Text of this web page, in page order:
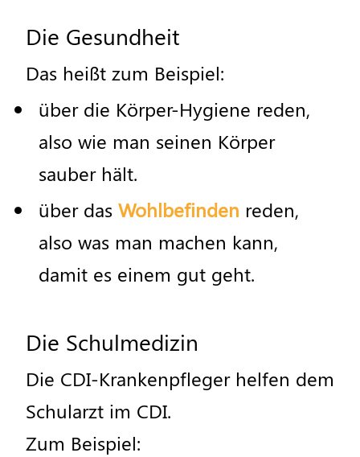
Die Gesundheit
Das heißt zum Beispiel:
über die Körper-Hygiene reden,
also wie man seinen Körper
sauber hält.
über dasWohlbefinden reden,
also was man machen kann,
damit es einem gut geht.
Die Schulmedizin
Die CDI-Krankenpfleger helfen dem
Schularzt im CDI.
Zum Beispiel: